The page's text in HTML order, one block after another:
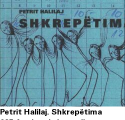
Petrit Halilaj. Shkrepëtima